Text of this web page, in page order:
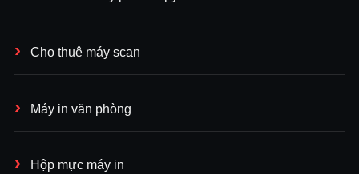
Cho thuê máy scan
Máy in văn phòng
Hộp mực máy in